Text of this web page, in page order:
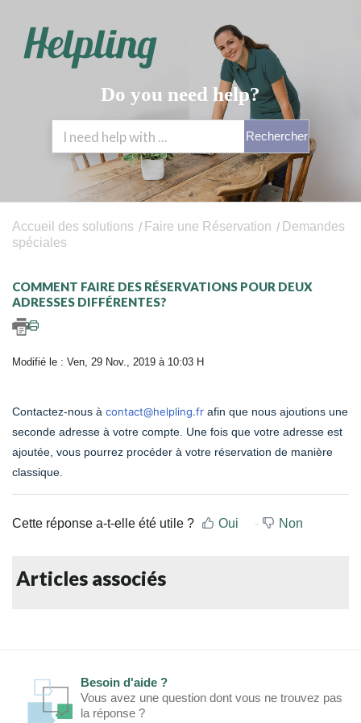
Do you need help?
Rechercher
Accueil des solutions Faire une Réservation
Demandes
spéciales
COMMENT FAIRE DES RÉSERVATIONS POUR DEUX
ADRESSES DIFFÉRENTES?
Modifié le : Ven, 29 Nov., 2019 à 10:03 H
Contactez-nous à contact@helpling.fr afin que nous ajoutions une
seconde adresse à votre compte. Une fois que votre adresse est
ajoutée, vous pourrez procéder à votre réservation de manière
classique.
Cette réponse a-t-elle été utile ? Oui Non
Articles associés
Besoin d'aide ?
Vous avez une question dont vous ne trouvez pas
la réponse ?